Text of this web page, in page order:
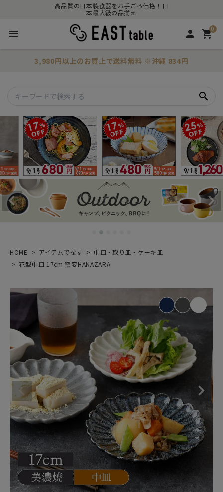
高品質の日本製食器をお手ごろ価格！日
本最大級の品揃え
menu person 0
shopping_cart
3,980円以上のお買上で送料無料 ※沖縄 834円
search
HOME アイテムで探す
中皿・取り皿・ケーキ皿
花型中皿 17cm 窯変HANAZARA